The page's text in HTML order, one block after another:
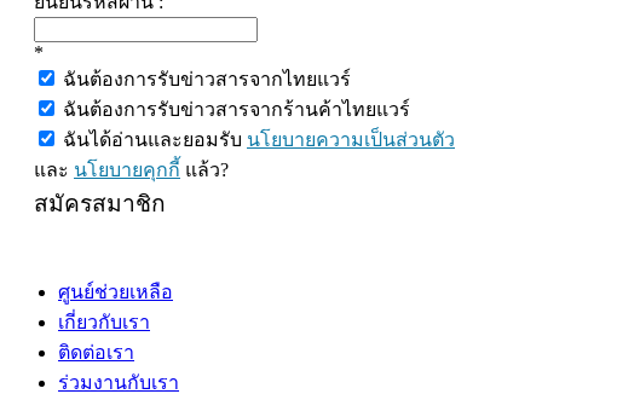
*
ฉันต้องการรับข่าวสารจากไทยแวร์
ฉันต้องการรับข่าวสารจากร้านค้าไทยแวร์
ฉันได้อ่านและยอมรับ นโยบายความเป็นส่วนตัว
และ นโยบายคุกกี้ แล้ว?
สมัครสมาชิก
ศูนย์ช่วยเหลือ
เกี่ยวกับเรา
ติดต่อเรา
ร่วมงานกับเรา